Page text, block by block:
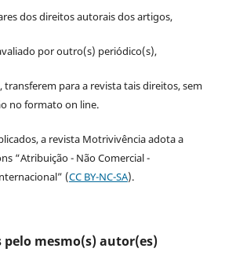
dos direitos autorais dos artigos,
por outro(s) periódico(s),
transferem para a revista tais direitos, sem
no formato on line.
a revista Motrivivência adota a
“Atribuição - Não Comercial -
(CC BY-NC-SA).
mesmo(s) autor(es)